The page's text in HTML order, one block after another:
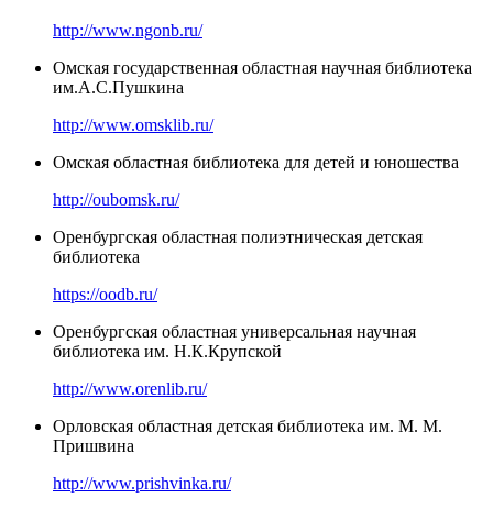
http://www.ngonb.ru/
Омская государственная областная научная библиотека
им.А.С.Пушкина
http://www.omsklib.ru/
Омская областная библиотека для детей и юношества
http://oubomsk.ru/
Оренбургская областная полиэтническая детская
библиотека
https://oodb.ru/
Оренбургская областная универсальная научная
библиотека им. Н.К.Крупской
http://www.orenlib.ru/
Орловская областная детская библиотека им. М. М.
Пришвина
http://www.prishvinka.ru/